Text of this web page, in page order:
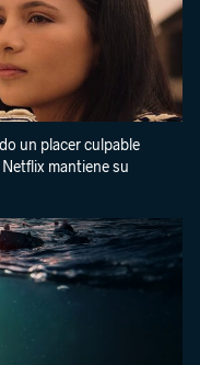
un placer culpable
mantiene su